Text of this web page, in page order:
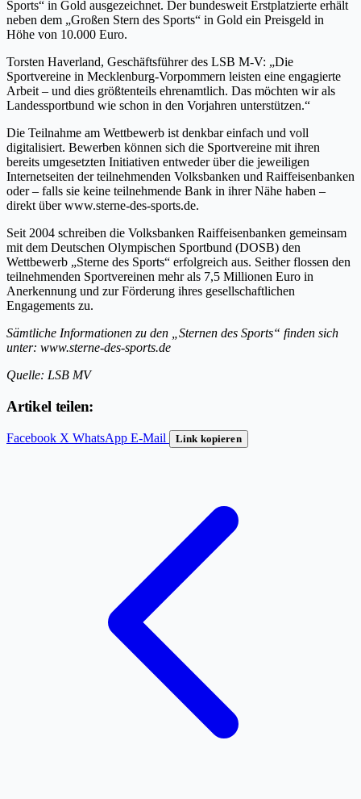
Sports“ in Gold ausgezeichnet. Der bundesweit Erstplatzierte erhält
neben dem „Großen Stern des Sports“ in Gold ein Preisgeld in
Höhe von 10.000 Euro.
Torsten Haverland, Geschäftsführer des LSB M-V: „Die
Sportvereine in Mecklenburg-Vorpommern leisten eine engagierte
Arbeit – und dies größtenteils ehrenamtlich. Das möchten wir als
Landessportbund wie schon in den Vorjahren unterstützen.“
Die Teilnahme am Wettbewerb ist denkbar einfach und voll
digitalisiert. Bewerben können sich die Sportvereine mit ihren
bereits umgesetzten Initiativen entweder über die jeweiligen
Internetseiten der teilnehmenden Volksbanken und Raiffeisenbanken
oder – falls sie keine teilnehmende Bank in ihrer Nähe haben –
direkt über www.sterne-des-sports.de.
Seit 2004 schreiben die Volksbanken Raiffeisenbanken gemeinsam
mit dem Deutschen Olympischen Sportbund (DOSB) den
Wettbewerb „Sterne des Sports“ erfolgreich aus. Seither flossen den
teilnehmenden Sportvereinen mehr als 7,5 Millionen Euro in
Anerkennung und zur Förderung ihres gesellschaftlichen
Engagements zu.
Sämtliche Informationen zu den „Sternen des Sports“ finden sich
unter: www.sterne-des-sports.de
Quelle: LSB MV
Artikel teilen:
Facebook X WhatsApp E-Mail Link kopieren